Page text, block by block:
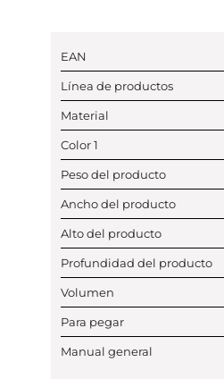
EAN
Línea de productos
Material
Color 1
Peso del producto
Ancho del producto
Alto del producto
Profundidad del producto
Volumen
Para pegar
Manual general